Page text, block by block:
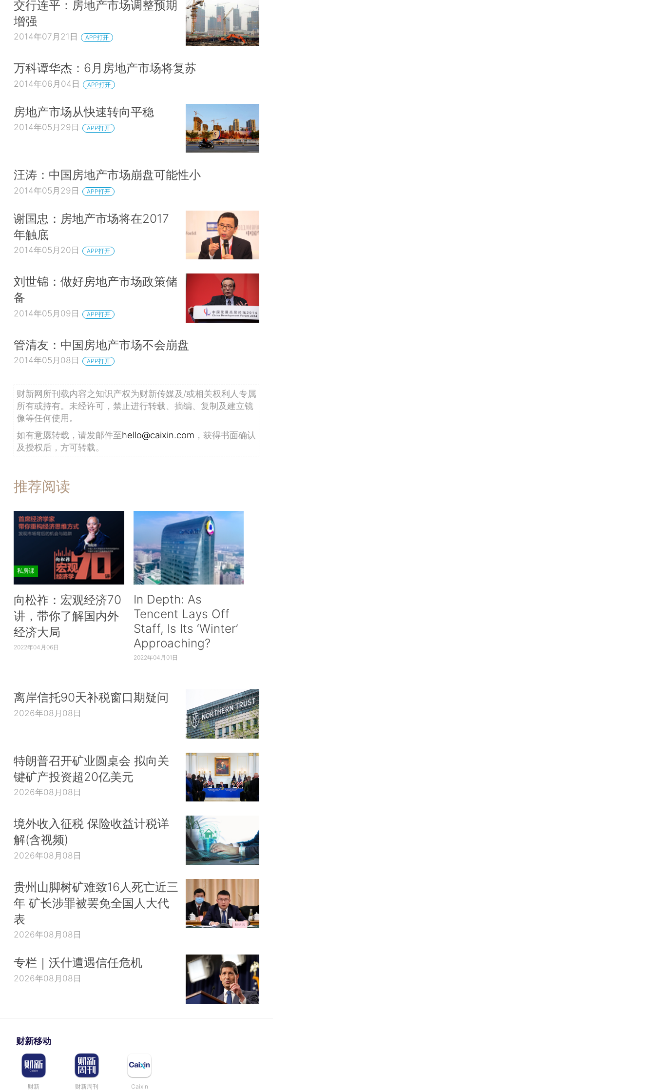
交行连平：房地产市场调整预期
增强
2014年07月21日 APP打开
万科谭华杰：6月房地产市场将复苏
2014年06月04日 APP打开
房地产市场从快速转向平稳
2014年05月29日 APP打开
汪涛：中国房地产市场崩盘可能性小
2014年05月29日 APP打开
谢国忠：房地产市场将在2017
年触底
2014年05月20日 APP打开
刘世锦：做好房地产市场政策储
备
2014年05月09日 APP打开
管清友：中国房地产市场不会崩盘
2014年05月08日 APP打开
财新网所刊载内容之知识产权为财新传媒及/或相关权利人专属
所有或持有。未经许可，禁止进行转载、摘编、复制及建立镜
像等任何使用。
如有意愿转载，请发邮件至hello@caixin.com ，获得书面确认
及授权后，方可转载。
推荐阅读
私房课
向松祚：宏观经济70
讲，带你了解国内外
经济大局
2022年04月06日
In Depth: As
Tencent Lays Off
Staff, Is Its ‘Winter’
Approaching?
2022年04月01日
离岸信托90天补税窗口期疑问
2026年08月08日
特朗普召开矿业圆桌会 拟向关
键矿产投资超20亿美元
2026年08月08日
境外收入征税 保险收益计税详
解(含视频)
2026年08月08日
贵州山脚树矿难致16人死亡近三
年 矿长涉罪被罢免全国人大代
表
2026年08月08日
专栏｜沃什遭遇信任危机
2026年08月08日
财新移动
财新 财新周刊 Caixin